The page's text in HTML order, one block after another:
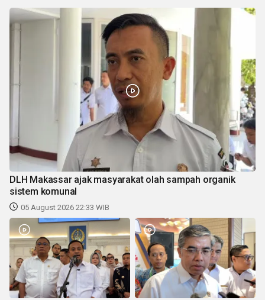
DLH Makassar ajak masyarakat olah sampah organik
sistem komunal
05 August 2026 22:33 WIB